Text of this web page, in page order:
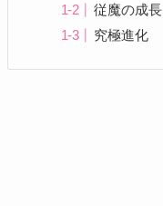
従魔の成長
究極進化